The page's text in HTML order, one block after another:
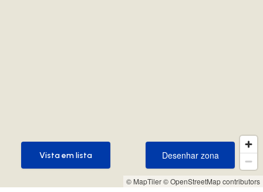
© MapTiler© OpenStreetMap contributors
Desenhar zona
Desenhar zona
Vista em lista
Vista em lista